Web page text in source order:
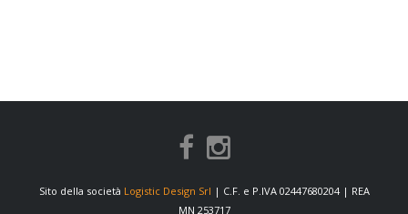
Sito della società Logistic Design Srl | C.F. e P.IVA 02447680204 | REA
MN 253717